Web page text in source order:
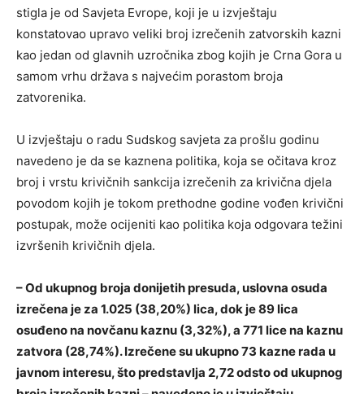
stigla je od Savjeta Evrope, koji je u izvještaju
konstatovao upravo veliki broj izrečenih zatvorskih kazni
kao jedan od glavnih uzročnika zbog kojih je Crna Gora u
samom vrhu država s najvećim porastom broja
zatvorenika.
U izvještaju o radu Sudskog savjeta za prošlu godinu
navedeno je da se kaznena politika, koja se očitava kroz
broj i vrstu krivičnih sankcija izrečenih za krivična djela
povodom kojih je tokom prethodne godine vođen krivični
postupak, može ocijeniti kao politika koja odgovara težini
izvršenih krivičnih djela.
– Od ukupnog broja donijetih presuda, uslovna osuda
izrečena je za 1.025 (38,20%) lica, dok je 89 lica
osuđeno na novčanu kaznu (3,32%), a 771 lice na kaznu
zatvora (28,74%). Izrečene su ukupno 73 kazne rada u
javnom interesu, što predstavlja 2,72 odsto od ukupnog